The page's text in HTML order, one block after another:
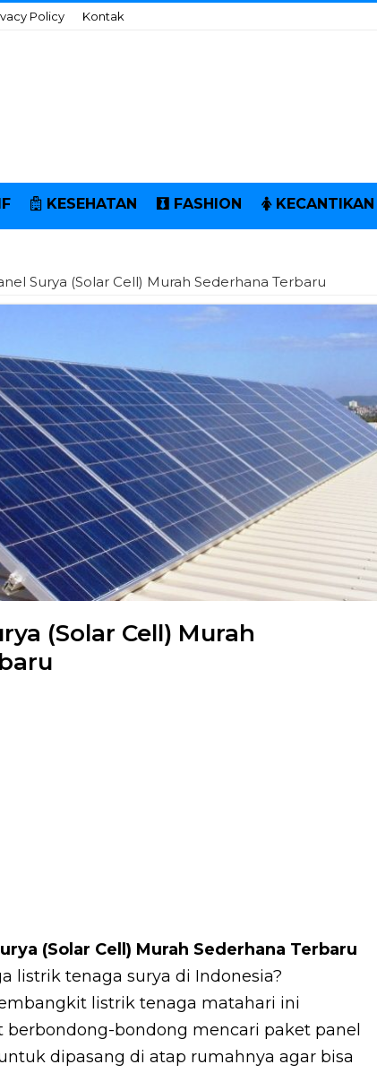
Policy Kontak
KESEHATAN FASHION KECANTIKAN
Surya (Solar Cell) Murah Sederhana Terbaru
(Solar Cell) Murah
(Solar Cell) Murah Sederhana Terbaru
listrik tenaga surya di Indonesia?
listrik tenaga matahari ini
bondong mencari paket panel
dipasang di atap rumahnya agar bisa